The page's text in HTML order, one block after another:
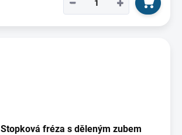
+
−
Stopková fréza s děleným zubem